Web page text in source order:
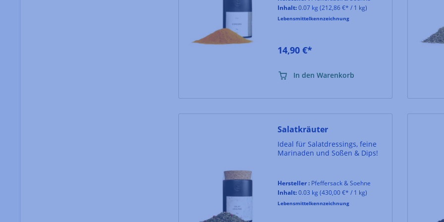
Mischung. Mit ihrem erdig-
pfeffrigen Aroma verfeinert sie
Eintöpfe, Suppen und vor
intensive Farbe.
Inhalt:0.07 kg(212,86 €* / 1 kg)
Lebensmittelkennzeichnung
14,90 €*
In den Warenkorb
Salatkräuter
Ideal für Salatdressings, feine
Marinaden und Soßen & Dips!
Hersteller : Pfeffersack & Soehne
Inhalt:0.03 kg(430,00 €* / 1 kg)
Lebensmittelkennzeichnung